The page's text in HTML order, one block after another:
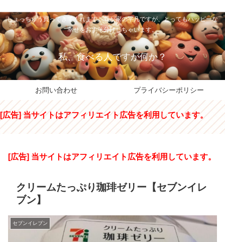
しょっちゅう買ってきてくれます。我が家の平凡ですが、とってもハッピーな
幸せをおすそ分けしちゃいます。
私、食べる人ですが何か？
お問い合わせ プライバシーポリシー
[広告] 当サイトはアフィリエイト広告を利用しています。
[広告] 当サイトはアフィリエイト広告を利用しています。
クリームたっぷり珈琲ゼリー【セブンイレ
ブン】
セブンイレブン